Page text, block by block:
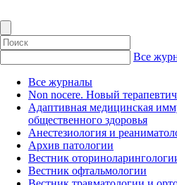
Все
Все журналы
Non nocere. Новый
Адаптивная медицинская
общественного здоровья
Анестезиология и
Архив патологии
Вестник
Вестник офтальмологии